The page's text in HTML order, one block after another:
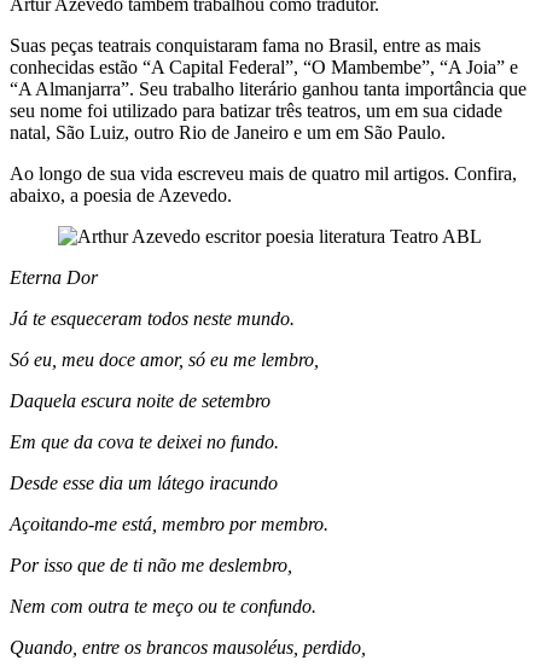
Suas peças teatrais conquistaram fama no Brasil, entre as mais
conhecidas estão “A Capital Federal”, “O Mambembe”, “A Joia” e
“A Almanjarra”. Seu trabalho literário ganhou tanta importância que
seu nome foi utilizado para batizar três teatros, um em sua cidade
natal, São Luiz, outro Rio de Janeiro e um em São Paulo.
Ao longo de sua vida escreveu mais de quatro mil artigos. Confira,
abaixo, a poesia de Azevedo.
Eterna Dor
Já te esqueceram todos neste mundo.
Só eu, meu doce amor, só eu me lembro,
Daquela escura noite de setembro
Em que da cova te deixei no fundo.
Desde esse dia um látego iracundo
Açoitando-me está, membro por membro.
Por isso que de ti não me deslembro,
Nem com outra te meço ou te confundo.
Quando, entre os brancos mausoléus, perdido,